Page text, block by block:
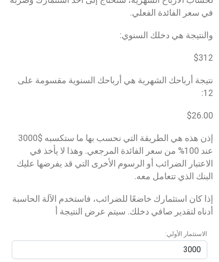
في سعر الفائدة الفعلي.
والنتيجة هي دخلك السنوي:
$312
نتيجة أرباحك الشهرية هي أرباحك السنوية مقسومة على
12:
$26.00
إذن هذه هي الطريقة التي نحسب بها ما ستكسبه $3000
عند 100% من سعر الفائدة المرجعي. وهذا لا يأخذ في
الاعتبار الضرائب أو الرسوم الأخرى التي قد يفرضها عليك
البنك الذي تتعامل معه.
إذا كان استثمارك خاضعًا للضرائب، فاستخدم الآلة الحاسبة
أدناه لتقدير صافي دخلك. سيتم عرض النتيجة أ
الاستثمار الأولي: